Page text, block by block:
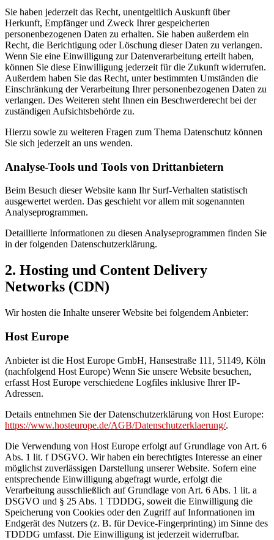
Sie haben jederzeit das Recht, unentgeltlich Auskunft über
Herkunft, Empfänger und Zweck Ihrer gespeicherten
personenbezogenen Daten zu erhalten. Sie haben außerdem ein
Recht, die Berichtigung oder Löschung dieser Daten zu verlangen.
Wenn Sie eine Einwilligung zur Datenverarbeitung erteilt haben,
können Sie diese Einwilligung jederzeit für die Zukunft widerrufen.
Außerdem haben Sie das Recht, unter bestimmten Umständen die
Einschränkung der Verarbeitung Ihrer personenbezogenen Daten zu
verlangen. Des Weiteren steht Ihnen ein Beschwerderecht bei der
zuständigen Aufsichtsbehörde zu.
Hierzu sowie zu weiteren Fragen zum Thema Datenschutz können
Sie sich jederzeit an uns wenden.
Analyse-Tools und Tools von Dritt­anbietern
Beim Besuch dieser Website kann Ihr Surf-Verhalten statistisch
ausgewertet werden. Das geschieht vor allem mit sogenannten
Analyseprogrammen.
Detaillierte Informationen zu diesen Analyseprogrammen finden Sie
in der folgenden Datenschutzerklärung.
2. Hosting und Content Delivery
Networks (CDN)
Wir hosten die Inhalte unserer Website bei folgendem Anbieter:
Host Europe
Anbieter ist die Host Europe GmbH, Hansestraße 111, 51149, Köln
(nachfolgend Host Europe) Wenn Sie unsere Website besuchen,
erfasst Host Europe verschiedene Logfiles inklusive Ihrer IP-
Adressen.
Details entnehmen Sie der Datenschutzerklärung von Host Europe:
https://www.hosteurope.de/AGB/Datenschutzerklaerung/.
Die Verwendung von Host Europe erfolgt auf Grundlage von Art. 6
Abs. 1 lit. f DSGVO. Wir haben ein berechtigtes Interesse an einer
möglichst zuverlässigen Darstellung unserer Website. Sofern eine
entsprechende Einwilligung abgefragt wurde, erfolgt die
Verarbeitung ausschließlich auf Grundlage von Art. 6 Abs. 1 lit. a
DSGVO und § 25 Abs. 1 TDDDG, soweit die Einwilligung die
Speicherung von Cookies oder den Zugriff auf Informationen im
Endgerät des Nutzers (z. B. für Device-Fingerprinting) im Sinne des
TDDDG umfasst. Die Einwilligung ist jederzeit widerrufbar.